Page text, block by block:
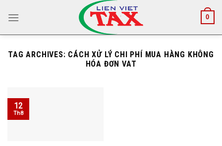
0
TAG ARCHIVES: CÁCH XỬ LÝ CHI PHÍ MUA HÀNG KHÔNG
HÓA ĐƠN VAT
12
Th8